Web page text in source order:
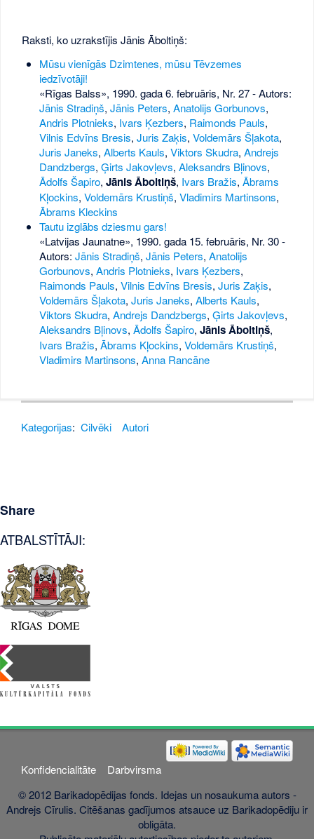
Raksti, ko uzrakstījis Jānis Āboltiņš:
Mūsu vienīgās Dzimtenes, mūsu Tēvzemes
iedzīvotāji!
«Rīgas Balss», 1990. gada 6. februāris, Nr. 27- Autors:
Jānis Stradiņš, Jānis Peters, Anatolijs Gorbunovs,
Andris Plotnieks, Ivars Ķezbers, Raimonds Pauls,
Vilnis Edvīns Bresis, Juris Zaķis, Voldemārs Šļakota,
Juris Janeks, Alberts Kauls, Viktors Skudra, Andrejs
Dandzbergs, Ģirts Jakovļevs, Aleksandrs Bļinovs,
Ādolfs Šapiro, Jānis Āboltiņš, Ivars Bražis, Ābrams
Kļockins, Voldemārs Krustiņš, Vladimirs Martinsons,
Ābrams Kleckins
Tautu izglābs dziesmu gars!
«Latvijas Jaunatne», 1990. gada 15. februāris, Nr. 30-
Autors: Jānis Stradiņš, Jānis Peters, Anatolijs
Gorbunovs, Andris Plotnieks, Ivars Ķezbers,
Raimonds Pauls, Vilnis Edvīns Bresis, Juris Zaķis,
Voldemārs Šļakota, Juris Janeks, Alberts Kauls,
Viktors Skudra, Andrejs Dandzbergs, Ģirts Jakovļevs,
Aleksandrs Bļinovs, Ādolfs Šapiro, Jānis Āboltiņš,
Ivars Bražis, Ābrams Kļockins, Voldemārs Krustiņš,
Vladimirs Martinsons, Anna Rancāne
Kategorijas: Cilvēki Autori
Share
ATBALSTĪTĀJI:
Konfidencialitāte
Darbvirsma
© 2012 Barikadopēdijas fonds. Idejas un nosaukuma autors -
Andrejs Cīrulis. Citēšanas gadījumos atsauce uz Barikadopēdiju ir
obligāta.